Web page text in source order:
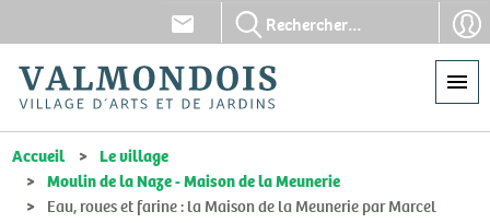
Aller
au
contenu
principal
En-
tête
-
Communication
En-
tête
-
Accueil
Le village
Moulin de la Naze - Maison de la Meunerie
Eau, roues et farine : la Maison de la Meunerie par Marcel